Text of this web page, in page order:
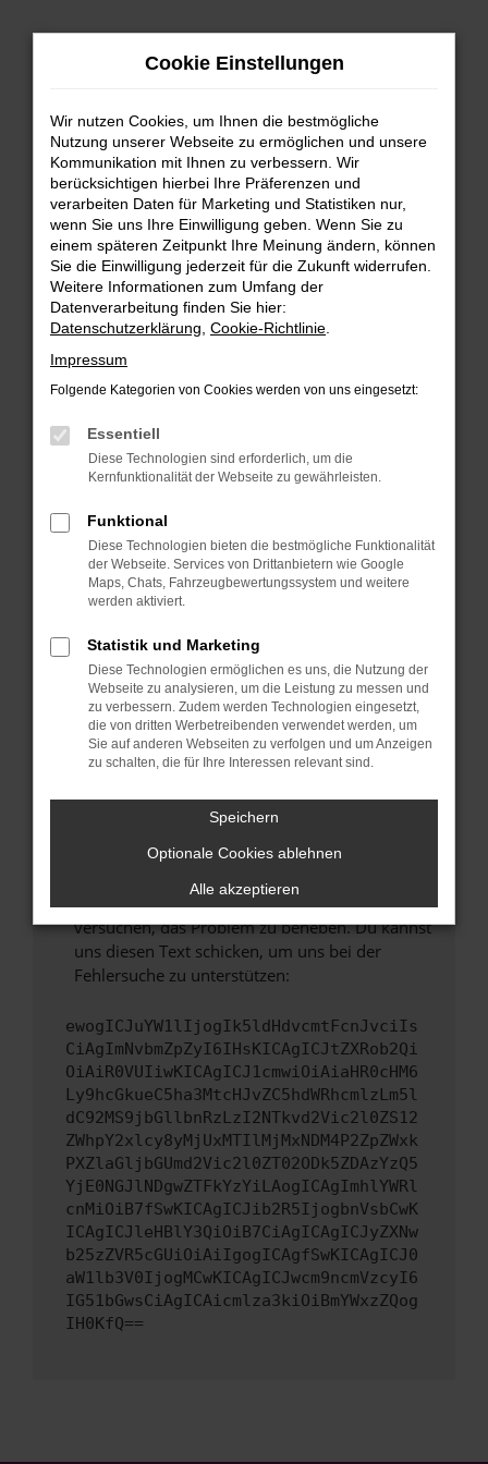
Zum
FEHLER: NETWORK ERROR
Beim Laden ist ein Fehler aufgetreten.
Hier sind ein paar Tipps, die dir helfen können:
Überprüfe deine Firewall und deine
Internetverbindung.
Laden andere Webseiten, zum Beispiel deine
Manche Erweiterungen, wie Werbeblocker,
verhindern. Funktioniert die Seite in einem
anderen Browser oder in einem privaten
Fenster?
Starte dein Gerät neu.
Probleme zu beheben.
Stelle sicher, dass dein Browser und dein
Betriebssystem auf dem neuesten Stand
sind.
Veraltete Software birgt nicht nur ein
Sicherheitsrisiko, sondern kann auch dazu
führen, dass bestimmte Funktionen nicht mehr
unterstützt werden.
Wende dich an den Webseitenbetreiber.
Wenn du alle oben genannten Schritte versucht
hast, kontaktiere uns bitte. Wir werden
versuchen, das Problem zu beheben. Du kannst
uns diesen Text schicken, um uns bei der
Fehlersuche zu unterstützen:
ewogICJuYW1lIjogIk5ldHdvcmtFcnJvciIs
CiAgImNvbmZpZyI6IHsKICAgICJtZXRob2Qi
OiAiR0VUIiwKICAgICJ1cmwiOiAiaHR0cHM6
Ly9hcGkueC5ha3MtcHJvZC5hdWRhcmlzLm5l
dC92MS9jbGllbnRzLzI2NTkvd2Vic2l0ZS12
ZWhpY2xlcy8yMjUxMTIlMjMxNDM4P2ZpZWxk
PXZlaGljbGUmd2Vic2l0ZT02ODk5ZDAzYzQ5
YjE0NGJlNDgwZTFkYzYiLAogICAgImhlYWRl
cnMiOiB7fSwKICAgICJib2R5IjogbnVsbCwK
ICAgICJleHBlY3QiOiB7CiAgICAgICJyZXNw
b25zZVR5cGUiOiAiIgogICAgfSwKICAgICJ0
aW1lb3V0IjogMCwKICAgICJwcm9ncmVzcyI6
IG51bGwsCiAgICAicmlza3kiOiBmYWxzZQog
IH0KfQ==
Cookie Einstellungen
Wir nutzen Cookies, um Ihnen die bestmögliche
Nutzung unserer Webseite zu ermöglichen und unsere
Kommunikation mit Ihnen zu verbessern. Wir
berücksichtigen hierbei Ihre Präferenzen und
verarbeiten Daten für Marketing und Statistiken nur,
wenn Sie uns Ihre Einwilligung geben. Wenn Sie zu
einem späteren Zeitpunkt Ihre Meinung ändern, können
Sie die Einwilligung jederzeit für die Zukunft widerrufen.
Weitere Informationen zum Umfang der
Datenverarbeitung finden Sie hier:
Datenschutzerklärung Cookie-Richtlinie
Impressum
Folgende Kategorien von Cookies werden von uns eingesetzt:
Essentiell
Diese Technologien sind erforderlich, um die
Kernfunktionalität der Webseite zu gewährleisten.
Funktional
Diese Technologien bieten die bestmögliche Funktionalität
der Webseite. Services von Drittanbietern wie Google
Maps, Chats, Fahrzeugbewertungssystem und weitere
werden aktiviert.
Statistik und Marketing
Diese Technologien ermöglichen es uns, die Nutzung der
Webseite zu analysieren, um die Leistung zu messen und
zu verbessern. Zudem werden Technologien eingesetzt,
die von dritten Werbetreibenden verwendet werden, um
Sie auf anderen Webseiten zu verfolgen und um Anzeigen
zu schalten, die für Ihre Interessen relevant sind.
Speichern
Optionale Cookies ablehnen
Alle akzeptieren